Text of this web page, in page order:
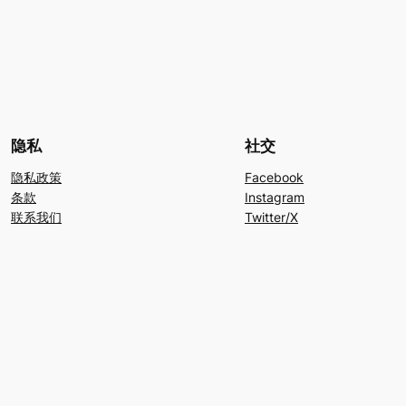
隐私
隐私政策
条款
联系我们
社交
Facebook
Instagram
Twitter/X